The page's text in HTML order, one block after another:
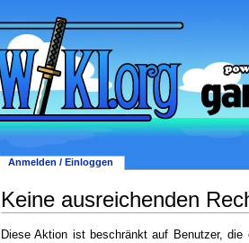
Keine ausreichenden
Diese Aktion ist beschränkt auf Benutzer, die
Anmelden / Einloggen